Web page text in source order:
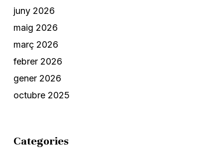
juny 2026
maig 2026
març 2026
febrer 2026
gener 2026
octubre 2025
Categories